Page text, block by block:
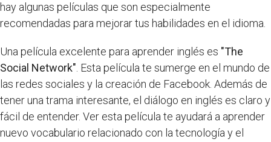
hay algunas películas que son especialmente
recomendadas para mejorar tus habilidades en el idioma.
Una película excelente para aprender inglés es "The
Social Network" . Esta película te sumerge en el mundo de
las redes sociales y la creación de Facebook. Además de
tener una trama interesante, el diálogo en inglés es claro y
fácil de entender. Ver esta película te ayudará a aprender
nuevo vocabulario relacionado con la tecnología y el